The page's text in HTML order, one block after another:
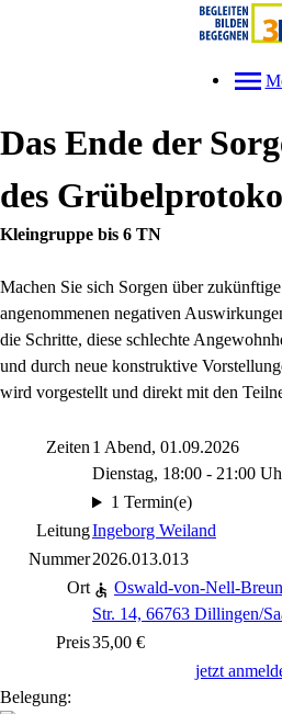
Das Ende der
des
Kleingruppe bis 6 TN
Machen Sie sich Sorgen über
angenommenen negativen
die Schritte, diese schlechte
und durch neue konstruktive
wird vorgestellt und direkt mit den
Zeiten 1 Abend, 01.09.2026
Dienstag, 18:00 - 21:00
1 Termin(e)
LeitungIngeborg Weiland
Nummer2026.013.013
Ort
Oswald-von-Nell-
Str. 14, 66763 Dillingen/
Preis35,00 €
jetzt
Belegung: